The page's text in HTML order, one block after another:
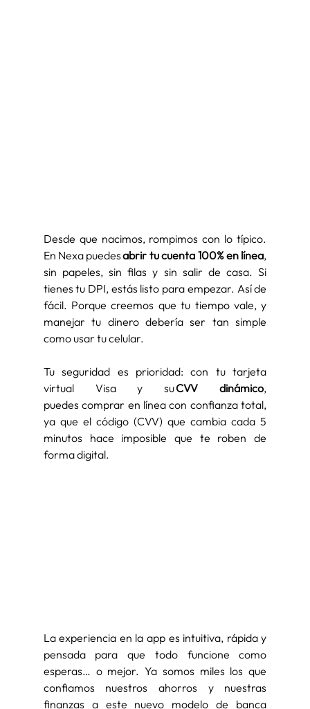
Desde que nacimos, rompimos con lo típico.
En Nexa puedes abrir tu cuenta 100% en línea,
sin papeles, sin filas y sin salir de casa. Si
tienes tu DPI, estás listo para empezar. Así de
fácil. Porque creemos que tu tiempo vale, y
manejar tu dinero debería ser tan simple
como usar tu celular.
Tu seguridad es prioridad: con tu tarjeta
virtual Visa y su CVV dinámico,
puedes comprar en línea con confianza total,
ya que el código (CVV) que cambia cada 5
minutos hace imposible que te roben de
forma digital.
La experiencia en la app es intuitiva, rápida y
pensada para que todo funcione como
esperas… o mejor. Ya somos miles los que
confiamos nuestros ahorros y nuestras
finanzas a este nuevo modelo de banca